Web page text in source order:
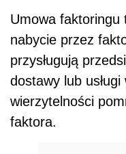
Umowa faktoringu
nabycie przez
przysługują
dostawy lub
wierzytelności
faktora.